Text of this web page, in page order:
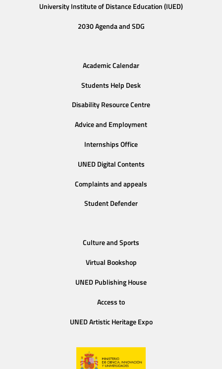
University Institute of Distance Education (IUED)
2030 Agenda and SDG
Academic Calendar
Students Help Desk
Disability Resource Centre
Advice and Employment
Internships Office
UNED Digital Contents
Complaints and appeals
Student Defender
Culture and Sports
Virtual Bookshop
UNED Publishing House
Access to
UNED Artistic Heritage Expo